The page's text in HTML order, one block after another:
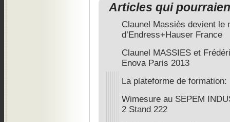
Articles qui
Claunel Massiès devient le
d’Endress+Hauser France
Claunel MASSIES et
Enova Paris 2013
La plateforme de
Wimesure au SEPEM
2 Stand 222